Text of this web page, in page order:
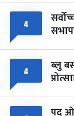
४
४ ब्लु
पद